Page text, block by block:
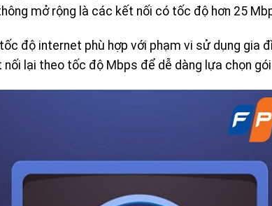
mở rộng là các kết nối có tốc độ hơn 25
độ internet phù hợp với phạm vi sử dụng gia
lại theo tốc độ Mbps để dễ dàng lựa chọn